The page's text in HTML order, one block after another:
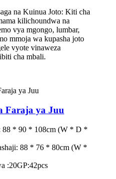
na Kuinua Joto: Kiti cha
kilichoundwa na
vya mgongo, lumbar,
mmoja wa kupasha joto
vyote vinaweza
cha mbali.
Faraja ya Juu
88 * 90 * 108cm (W * D *
88 * 76 * 80cm (W *
:20GP:42pcs